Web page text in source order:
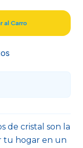
al Carro
de cristal son la
tu hogar en un